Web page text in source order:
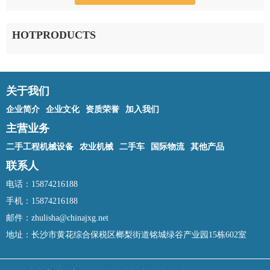
HOTPRODUCTS
关于我们
企业简介 企业文化 资质荣誉 加入我们
主营业务
二手工程机械设备 农业机械 二手车 国际物流 其他产品
联系人
电话：15874216188
手机：15874216188
邮件：zhulisha@chinajxg.net
地址：长沙市黄花综合保税区榔梨街道铭城绿谷产业园15栋602室